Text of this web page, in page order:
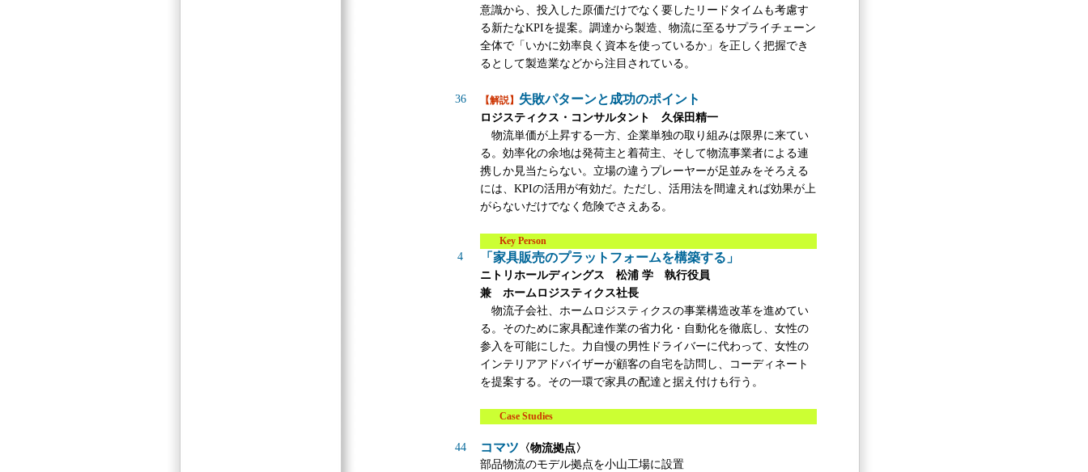
意識から、投入した原価だけでなく要したリードタイムも考慮す
る新たなKPIを提案。調達から製造、物流に至るサプライチェーン
全体で「いかに効率良く資本を使っているか」を正しく把握でき
るとして製造業などから注目されている。
36 【解説】 失敗パターンと成功のポイント
ロジスティクス・コンサルタント 久保田精一
物流単価が上昇する一方、企業単独の取り組みは限界に来てい
る。効率化の余地は発荷主と着荷主、そして物流事業者による連
携しか見当たらない。立場の違うプレーヤーが足並みをそろえる
には、KPIの活用が有効だ。ただし、活用法を間違えれば効果が上
がらないだけでなく危険でさえある。
Key Person
4 「家具販売のプラットフォームを構築する」
ニトリホールディングス 松浦 学 執行役員
兼 ホームロジスティクス社長
物流子会社、ホームロジスティクスの事業構造改革を進めてい
る。そのために家具配達作業の省力化・自動化を徹底し、女性の
参入を可能にした。力自慢の男性ドライバーに代わって、女性の
インテリアアドバイザーが顧客の自宅を訪問し、コーディネート
を提案する。その一環で家具の配達と据え付けも行う。
Case Studies
44 コマツ 〈物流拠点〉
部品物流のモデル拠点を小山工場に設置